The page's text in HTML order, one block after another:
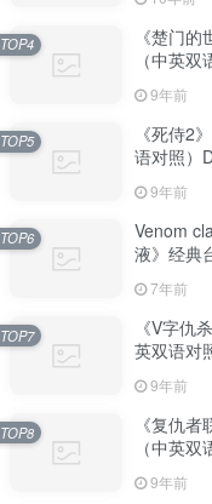
《楚门
（中英
9年前
TOP4
《死侍2
语对照）
9年前
TOP5
Venom
液》经典
7年前
TOP6
《V字仇
英双语对
9年前
TOP7
《复仇
（中英双
9年前
TOP8